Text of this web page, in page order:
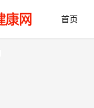
首页